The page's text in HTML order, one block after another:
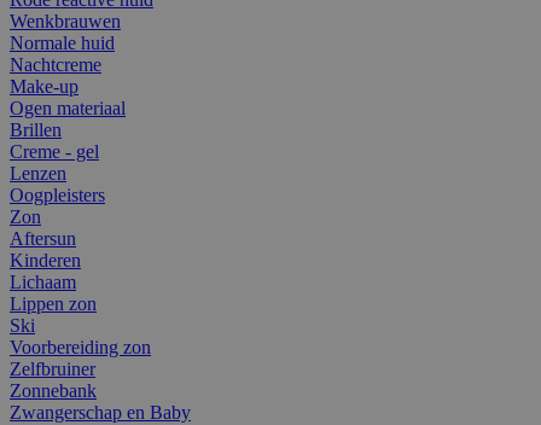
Wenkbrauwen
Normale huid
Nachtcreme
Make-up
Ogen materiaal
Brillen
Creme - gel
Lenzen
Oogpleisters
Zon
Aftersun
Kinderen
Lichaam
Lippen zon
Ski
Voorbereiding zon
Zelfbruiner
Zonnebank
Zwangerschap en Baby